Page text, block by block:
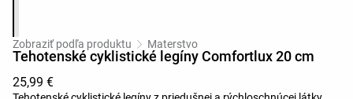
Zobraziť podľa produktu Materstvo
Tehotenské cyklistické legíny Comfortlux 20 cm
25,99 €